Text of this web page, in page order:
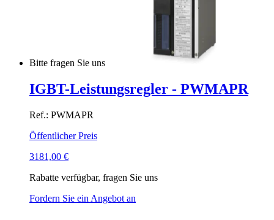
Bitte fragen Sie uns
IGBT-Leistungsregler - PWMAPR
Ref.: PWMAPR
Öffentlicher Preis
3181,00 €
Rabatte verfügbar, fragen Sie uns
Fordern Sie ein Angebot an